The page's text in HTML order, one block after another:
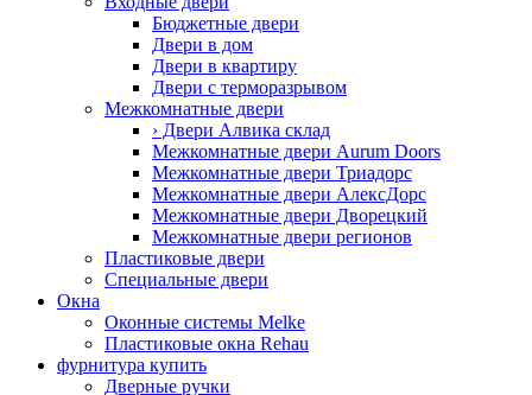
Бюджетные двери
Двери в дом
Двери в квартиру
Двери с терморазрывом
Межкомнатные двери
› Двери Алвика склад
Межкомнатные двери Aurum Doors
Межкомнатные двери Триадорс
Межкомнатные двери АлексДорс
Межкомнатные двери Дворецкий
Межкомнатные двери регионов
Пластиковые двери
Специальные двери
Окна
Оконные системы Melke
Пластиковые окна Rehau
фурнитура купить
Дверные ручки